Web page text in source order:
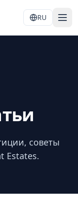
RU
советы
Estates.